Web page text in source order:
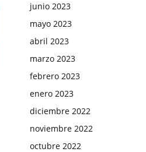
junio 2023
mayo 2023
abril 2023
marzo 2023
febrero 2023
enero 2023
diciembre 2022
noviembre 2022
octubre 2022